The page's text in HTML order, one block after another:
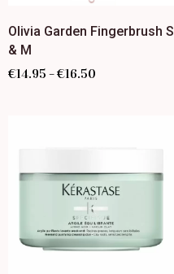
Olivia Garden Fingerbrush S
& M
€14.95 –€16.50